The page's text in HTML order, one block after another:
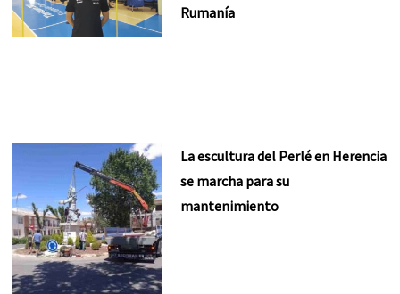
Rumanía
La escultura del Perlé en Herencia
se marcha para su
mantenimiento